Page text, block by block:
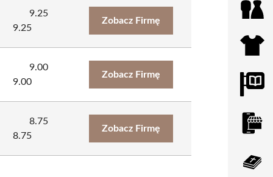
9.25
9.25
Zobacz Firmę
9.00
9.00
Zobacz Firmę
8.75
8.75
Zobacz Firmę